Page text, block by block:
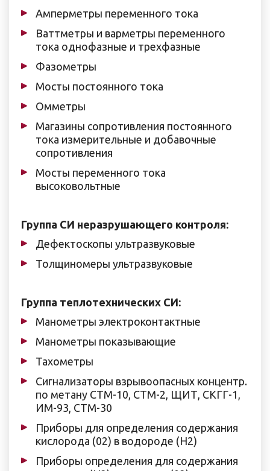
Амперметры переменного тока
Ваттметры и варметры переменного
тока однофазные и трехфазные
Фазометры
Мосты постоянного тока
Омметры
Магазины сопротивления постоянного
тока измерительные и добавочные
сопротивления
Мосты переменного тока
высоковольтные
Группа СИ неразрушающего контроля:
Дефектоскопы ультразвуковые
Толщиномеры ультразвуковые
Группа теплотехнических СИ:
Манометры электроконтактные
Манометры показывающие
Тахометры
Сигнализаторы взрывоопасных концентр.
по метану СТМ-10, СТМ-2, ЩИТ, СКГГ-1,
ИМ-93, СТМ-30
Приборы для определения содержания
кислорода (02) в водороде (Н2)
Приборы определения для содержания